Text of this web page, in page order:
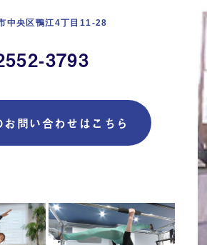
中央区鴨江4丁目11‐28
3793
お問い合わせはこちら